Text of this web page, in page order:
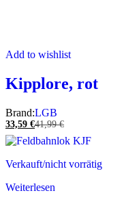
Add to wishlist
Kipplore, rot
Brand:LGB
33,59 €41,99€
Verkauft/nicht vorrätig
Weiterlesen